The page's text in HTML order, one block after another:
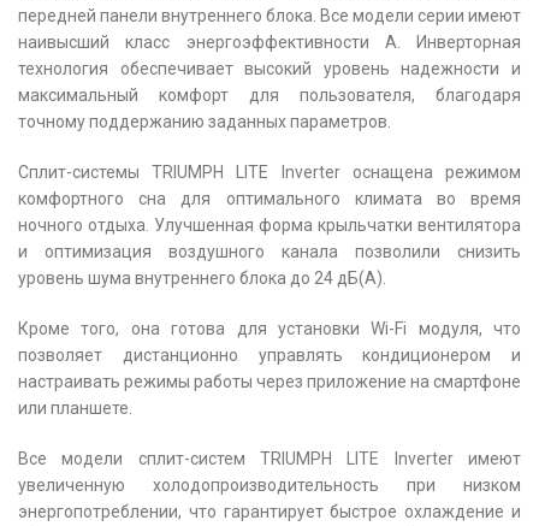
передней панели внутреннего блока. Все модели серии имеют
наивысший класс энергоэффективности А. Инверторная
технология обеспечивает высокий уровень надежности и
максимальный комфорт для пользователя, благодаря
точному поддержанию заданных параметров.
Сплит-системы TRIUMPH LITE Inverter оснащена режимом
комфортного сна для оптимального климата во время
ночного отдыха. Улучшенная форма крыльчатки вентилятора
и оптимизация воздушного канала позволили снизить
уровень шума внутреннего блока до 24 дБ(А).
Кроме того, она готова для установки Wi-Fi модуля, что
позволяет дистанционно управлять кондиционером и
настраивать режимы работы через приложение на смартфоне
или планшете.
Все модели сплит-систем TRIUMPH LITE Inverter имеют
увеличенную холодопроизводительность при низком
энергопотреблении, что гарантирует быстрое охлаждение и